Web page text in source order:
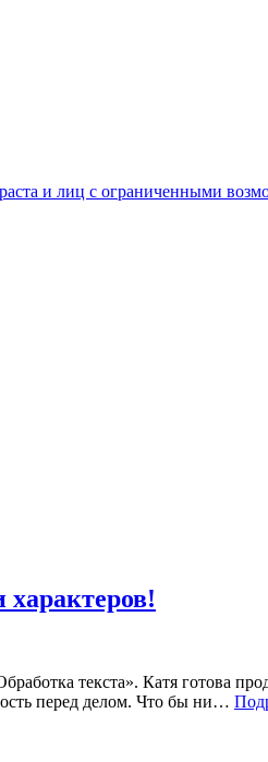
и лиц с ограниченными
характеров!
текста». Катя готова
перед делом. Что бы ни…